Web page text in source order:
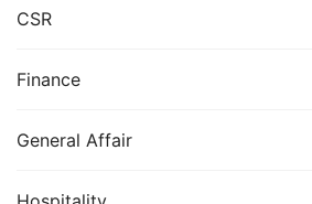
CSR
Finance
General Affair